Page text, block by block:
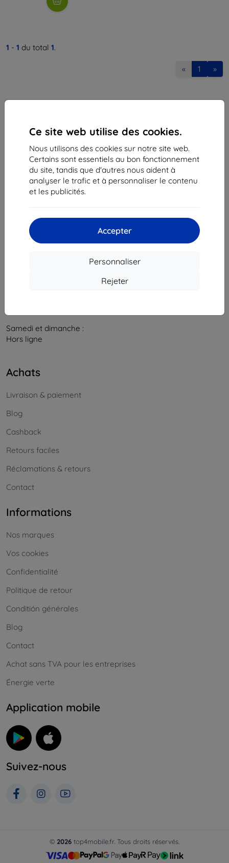
Ce site web utilise des cookies.
Nous utilisons des cookies sur notre site web.
Certains sont essentiels au bon fonctionnement
du site, tandis que d'autres nous aident à
analyser le trafic et à personnaliser le contenu
et les publicités.
Accepter
Personnaliser
Rejeter
1 - 1 du total 1.
« 1 »
Shield-Sk s.r.o.
Ulica Rudolfa Mocka 3750/2A
841 04 Bratislava
Numéro d’identification d’entreprise :
Contacts
Samedi et dimanche :
Hors ligne
Achats
Livraison & paiement
Blog
Cashback
Retours faciles
Réclamations & retours
Contact
Informations
Nos marques
Vos cookies
Confidentialité
Politique de retour
Conditión générales
Blog
Contact
Achat sans TVA pour les entreprises
Énergie verte
Application mobile
Suivez-nous
© 2026 top4mobile.fr. Tous droits réservés.